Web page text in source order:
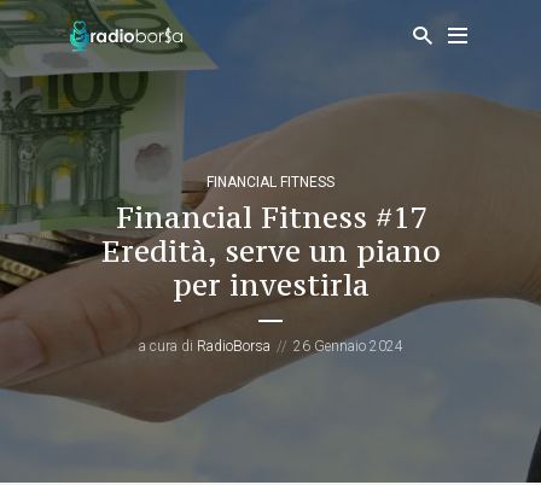
FINANCIAL FITNESS
Financial Fitness #17
Eredità, serve un piano
per investirla
a cura di RadioBorsa 26 Gennaio 2024